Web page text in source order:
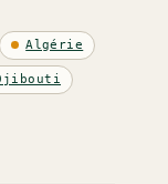
Algérie